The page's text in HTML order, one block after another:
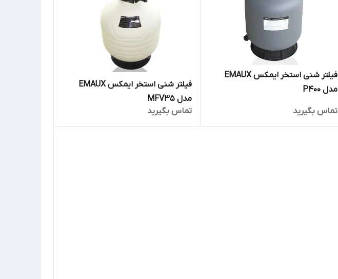
فیلتر شنی استخر ایمکس EMAUX
مدل P400
تماس بگیرید
فیلتر شنی استخر ایمکس EMAUX
مدل MFV35
تماس بگیرید